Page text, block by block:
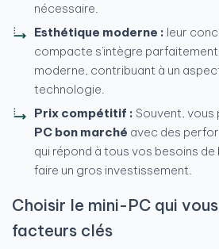
nécessaire.
Esthétique moderne : leur
compacte s'intègre
moderne, contribuant à un
technologie.
Prix compétitif : Souvent, vous
PC bon marché avec des
qui répond à tous vos besoins
faire un gros investissement.
Choisir le mini-PC qui
facteurs clés